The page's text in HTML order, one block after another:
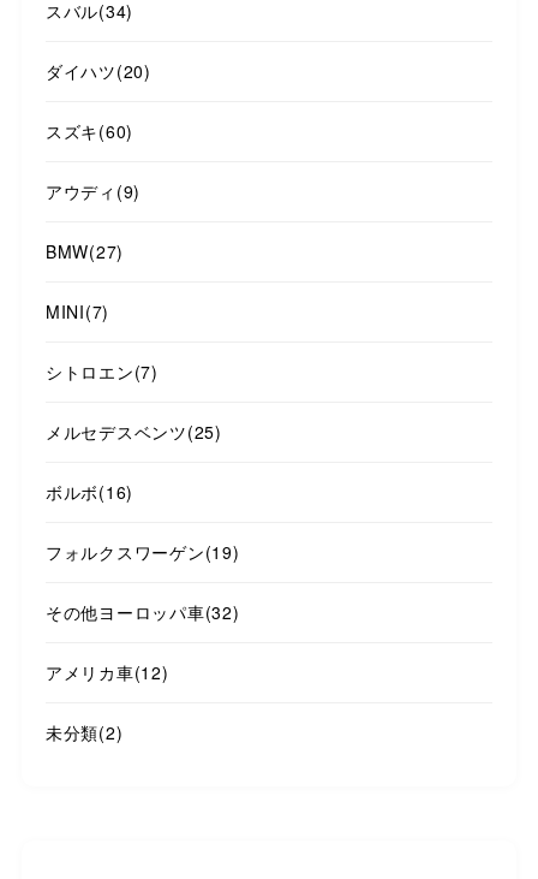
スバル(34)
ダイハツ(20)
スズキ(60)
アウディ (9)
BMW(27)
MINI(7)
シトロエン(7)
メルセデスベンツ(25)
ボルボ(16)
フォルクスワーゲン(19)
その他ヨーロッパ車(32)
アメリカ車(12)
未分類(2)